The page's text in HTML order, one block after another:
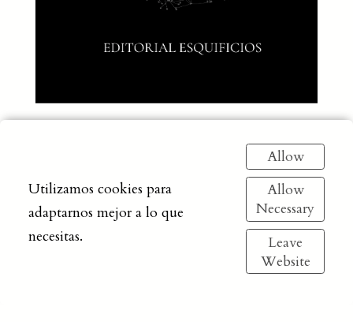
Utilizamos cookies para
adaptarnos mejor a lo que
necesitas.
Allow
Allow
Necessary
Leave
Website